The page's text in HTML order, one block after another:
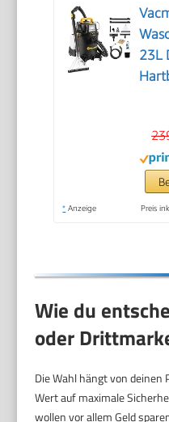
23L
* Anzeige Preis
Wie du
oder
Die Wahl hängt von deinen
Wert auf maximale
wollen vor allem Geld